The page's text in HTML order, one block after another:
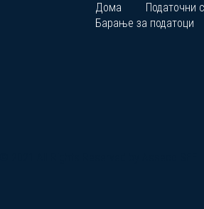
Дома Податочни
Барање за податоци